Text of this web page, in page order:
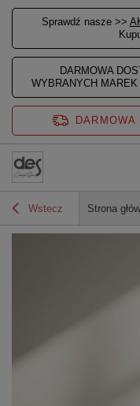
Sprawdź nasze >>
DARMOWA
WYBRANYCH
DARMOWA
Wstecz Strona